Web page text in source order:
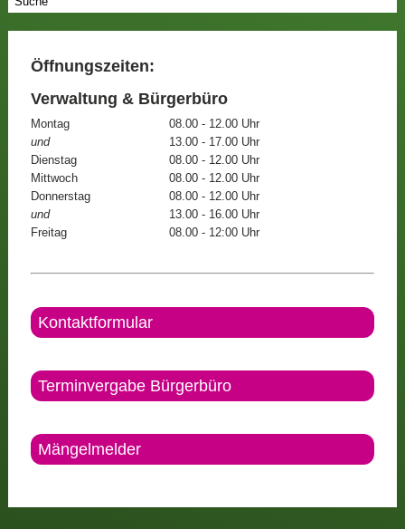
Öffnungszeiten:
Verwaltung & Bürgerbüro
Montag
08.00 - 12.00 Uhr
und
13.00 - 17.00 Uhr
Dienstag
08.00 - 12.00 Uhr
Mittwoch
08.00 - 12.00 Uhr
Donnerstag
08.00 - 12.00 Uhr
und
13.00 - 16.00 Uhr
Freitag
08.00 - 12:00 Uhr
Kontaktformular
Terminvergabe Bürgerbüro
Mängelmelder